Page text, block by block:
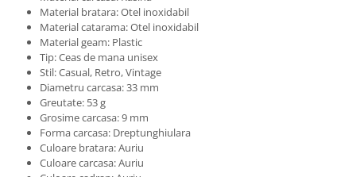
Material bratara: Otel inoxidabil
Material catarama: Otel inoxidabil
Material geam: Plastic
Tip: Ceas de mana unisex
Stil: Casual, Retro, Vintage
Diametru carcasa: 33 mm
Greutate: 53 g
Grosime carcasa: 9 mm
Forma carcasa: Dreptunghiulara
Culoare bratara: Auriu
Culoare carcasa: Auriu